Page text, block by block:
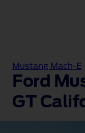
Mustang Mach-E
Ford
GT